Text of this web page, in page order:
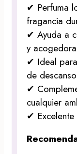
✔ Perfuma
fragancia
✔ Ayuda a
y
✔ Ideal
de
✔
cualquier
✔